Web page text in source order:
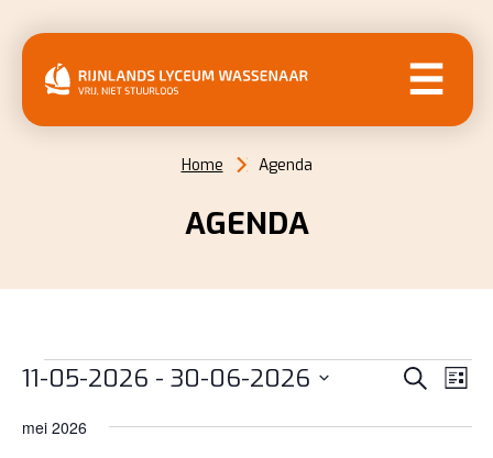
Home Agenda
AGENDA
EVENEMENTEN Zoeken
Lijst
11-05-2026 - 30-06-2026
een
mei 2026